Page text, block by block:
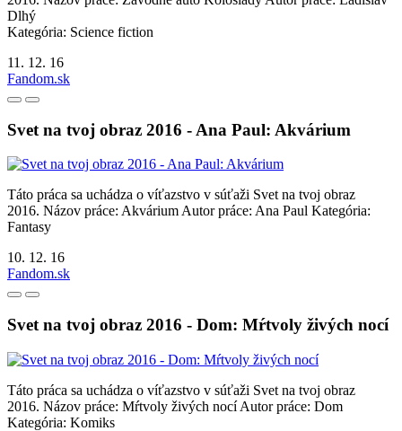
Dlhý
Kategória: Science fiction
11. 12. 16
Fandom.sk
Svet na tvoj obraz 2016 - Ana Paul: Akvárium
Táto práca sa uchádza o víťazstvo v súťaži Svet na tvoj obraz
2016. Názov práce: Akvárium Autor práce: Ana Paul Kategória:
Fantasy
10. 12. 16
Fandom.sk
Svet na tvoj obraz 2016 - Dom: Mŕtvoly živých nocí
Táto práca sa uchádza o víťazstvo v súťaži Svet na tvoj obraz
2016. Názov práce: Mŕtvoly živých nocí Autor práce: Dom
Kategória: Komiks